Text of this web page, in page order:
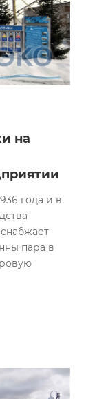
на
года и в
пара в